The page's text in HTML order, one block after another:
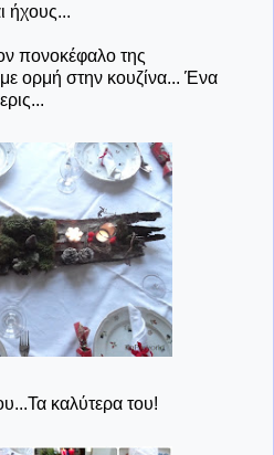
ήχους...
πονοκέφαλο της
ορμή στην κουζίνα... Ένα
καλύτερα του!